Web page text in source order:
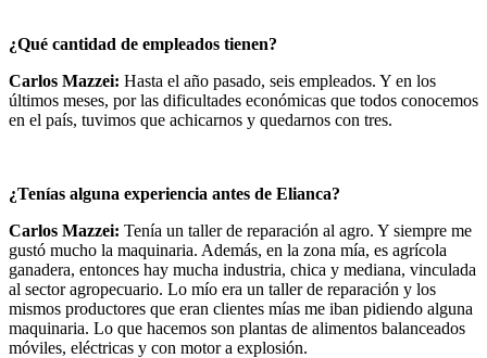
¿Qué cantidad de empleados tienen?
Carlos Mazzei: Hasta el año pasado, seis empleados. Y en los
últimos meses, por las dificultades económicas que todos conocemos
en el país, tuvimos que achicarnos y quedarnos con tres.
¿Tenías alguna experiencia antes de Elianca?
Carlos Mazzei: Tenía un taller de reparación al agro. Y siempre me
gustó mucho la maquinaria. Además, en la zona mía, es agrícola
ganadera, entonces hay mucha industria, chica y mediana, vinculada
al sector agropecuario. Lo mío era un taller de reparación y los
mismos productores que eran clientes mías me iban pidiendo alguna
maquinaria. Lo que hacemos son plantas de alimentos balanceados
móviles, eléctricas y con motor a explosión.